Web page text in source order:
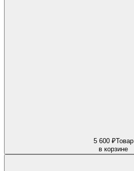
5 600 ₽Товар
в корзине